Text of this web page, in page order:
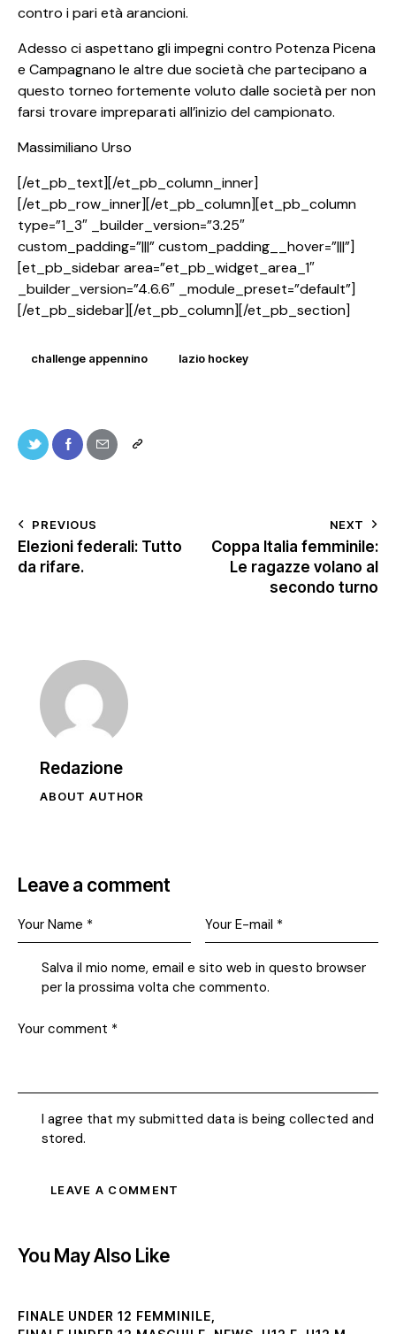
contro i pari età arancioni.
Adesso ci aspettano gli impegni contro Potenza Picena
e Campagnano le altre due società che partecipano a
questo torneo fortemente voluto dalle società per non
farsi trovare impreparati all’inizio del campionato.
Massimiliano Urso
[/et_pb_text][/et_pb_column_inner]
[/et_pb_row_inner][/et_pb_column][et_pb_column
type=”1_3″ _builder_version=”3.25″
custom_padding=”|||” custom_padding__hover=”|||”]
[et_pb_sidebar area=”et_pb_widget_area_1″
_builder_version=”4.6.6″ _module_preset=”default”]
[/et_pb_sidebar][/et_pb_column][/et_pb_section]
challenge appennino lazio hockey
PREVIOUS
Elezioni federali: Tutto
da rifare.
NEXT
Coppa Italia femminile:
Le ragazze volano al
secondo turno
Redazione
ABOUT AUTHOR
Leave a comment
Salva il mio nome, email e sito web in questo browser
per la prossima volta che commento.
I agree that my submitted data is being collected and
stored.
You May Also Like
FINALE UNDER 12 FEMMINILE